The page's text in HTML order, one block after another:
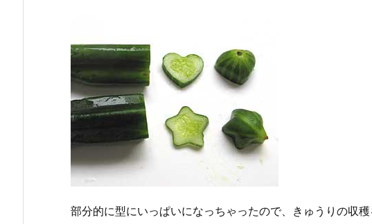
部分的に型にいっぱいになっちゃったので、きゅうりの収穫